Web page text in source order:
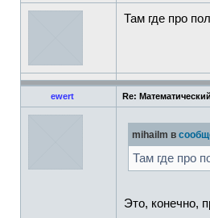
Там где про
ewert Re:
mihailm в
Там где про
Это, конечно,